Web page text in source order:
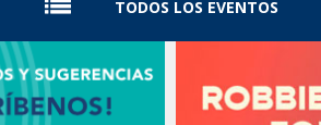
TODOS LOS EVENTOS